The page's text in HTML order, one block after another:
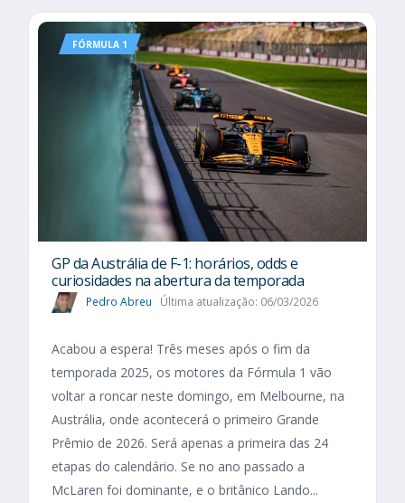
FÓRMULA 1
GP da Austrália de F-1: horários, odds e
curiosidades na abertura da temporada
Pedro Abreu Última atualização: 06/03/2026
Acabou a espera! Três meses após o fim da
temporada 2025, os motores da Fórmula 1 vão
voltar a roncar neste domingo, em Melbourne, na
Austrália, onde acontecerá o primeiro Grande
Prêmio de 2026. Será apenas a primeira das 24
etapas do calendário. Se no ano passado a
McLaren foi dominante, e o britânico Lando...